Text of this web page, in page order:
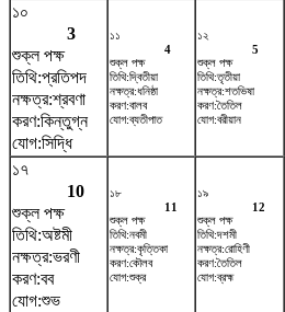
১০
3
শুক্ল পক্ষ
তিথি:প্রতিপদ
নক্ষত্র:শ্রবণা
করণ:কিন্তুগ্ন
যোগ:সিদ্ধি
১১
4
শুক্ল পক্ষ
তিথি:দ্বিতীয়া
নক্ষত্র:ধনিষ্ঠা
করণ:বালব
যোগ:ব্যতীপাত
১২
5
শুক্ল পক্ষ
তিথি:তৃতীয়া
নক্ষত্র:শতভিষ‌া
করণ:তৈতিল
যোগ:বরীয়ান
১৭
10
শুক্ল পক্ষ
তিথি:অষ্টমী
নক্ষত্র:ভরণী
করণ:বব
যোগ:শুভ
১৮
11
শুক্ল পক্ষ
তিথি:নবমী
নক্ষত্র:কৃত্তিকা
করণ:কৌলব
যোগ:শুক্র
১৯
12
শুক্ল পক্ষ
তিথি:দশমী
নক্ষত্র:রোহিণী
করণ:তৈতিল
যোগ:ব্রহ্ম